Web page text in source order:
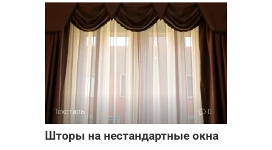
Текстиль 0
Шторы на нестандартные окна